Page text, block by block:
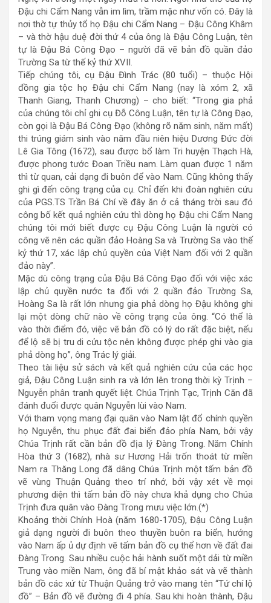
Đậu chi Cẩm Nang vẫn im lìm, trầm mặc như vốn có. Đây là
nơi thờ tự thủy tổ họ Đậu chi Cẩm Nang – Đậu Công Khâm
– và thờ hậu duệ đời thứ 4 của ông là Đậu Công Luận, tên
tự là Đậu Bá Công Đạo – người đã vẽ bản đồ quần đảo
Trường Sa từ thế kỷ thứ XVII.
Tiếp chúng tôi, cụ Đậu Đình Trác (80 tuổi) – thuộc Hội
đồng gia tộc họ Đậu chi Cẩm Nang (nay là xóm 2, xã
Thanh Giang, Thanh Chương) – cho biết: “Trong gia phả
của chúng tôi chỉ ghi cụ Đỗ Công Luận, tên tự là Công Đạo,
còn gọi là Đậu Bá Công Đạo (không rõ năm sinh, năm mất)
thi trúng giám sinh vào năm đầu niên hiệu Dương Đức đời
Lê Gia Tông (1672), sau được bổ làm Tri huyện Thạch Hà,
được phong tước Đoan Triều nam. Làm quan được 1 năm
thì từ quan, cải dạng đi buôn để vào Nam. Cũng không thấy
ghi gì đến công trạng của cụ. Chỉ đến khi đoàn nghiên cứu
của PGS.TS Trần Bá Chí về đây ăn ở cả tháng trời sau đó
công bố kết quả nghiên cứu thì dòng họ Đậu chi Cẩm Nang
chúng tôi mới biết được cụ Đậu Công Luận là người có
công vẽ nên các quần đảo Hoàng Sa và Trường Sa vào thế
kỷ thứ 17, xác lập chủ quyền của Việt Nam đối với 2 quần
đảo này”.
Mặc dù công trạng của Đậu Bá Công Đạo đối với việc xác
lập chủ quyền nước ta đối với 2 quần đảo Trường Sa,
Hoàng Sa là rất lớn nhưng gia phả dòng họ Đậu không ghi
lại một dòng chữ nào về công trạng của ông. “Có thể là
vào thời điểm đó, việc vẽ bản đồ có lý do rất đặc biệt, nếu
để lộ sẽ bị tru di cửu tộc nên không được phép ghi vào gia
phả dòng họ”, ông Trác lý giải.
Theo tài liệu sử sách và kết quả nghiên cứu của các học
giả, Đậu Công Luận sinh ra và lớn lên trong thời kỳ Trịnh –
Nguyễn phân tranh quyết liệt. Chúa Trịnh Tạc, Trịnh Căn đã
đánh đuổi được quân Nguyễn lùi vào Nam.
Với tham vọng mang đại quân vào Nam lật đổ chính quyền
họ Nguyễn, thu phục đất đai biển đảo phía Nam, bởi vậy
Chúa Trịnh rất cần bản đồ địa lý Đàng Trong. Năm Chính
Hòa thứ 3 (1682), nhà sư Hương Hải trốn thoát từ miền
Nam ra Thăng Long đã dâng Chúa Trịnh một tấm bản đồ
vẽ vùng Thuận Quảng theo trí nhớ, bởi vậy xét về mọi
phương diện thì tấm bản đồ này chưa khả dụng cho Chúa
Trịnh đưa quân vào Đàng Trong mưu việc lớn.(*)
Khoảng thời Chính Hoà (năm 1680-1705), Đậu Công Luận
giả dạng người đi buôn theo thuyền buôn ra biển, hướng
vào Nam ấp ủ dự định vẽ tấm bản đồ cụ thể hơn về đất đai
Đàng Trong. Sau nhiều cuộc hải hành suốt một dải từ miền
Trung vào miền Nam, ông đã bí mật khảo sát và vẽ thành
bản đồ các xứ từ Thuận Quảng trở vào mang tên “Tứ chí lộ
đồ” – Bản đồ vẽ đường đi 4 phía. Sau khi hoàn thành, Đậu